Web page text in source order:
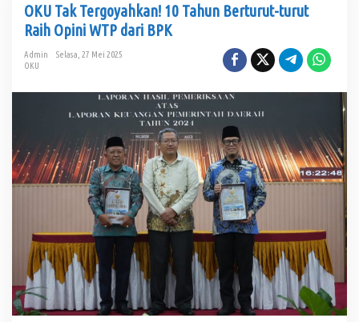
U
T
k
r
g
y
a
h
k
a
n
!
1
T
a
h
u
OKU Tak Tergoyahkan! 10 Tahun Berturut-turut
Raih Opini WTP dari BPK
Admin
Selasa, 27 Mei 2025
OKU